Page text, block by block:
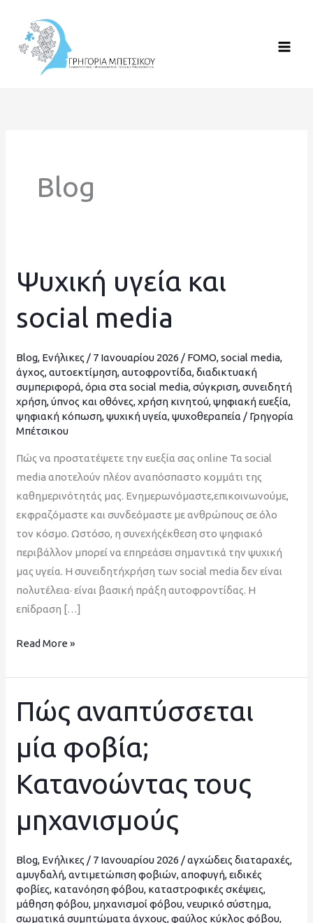
περιεχόμενο
Blog
Ψυχική υγεία και
social media
Blog, Ενήλικες / 7 Ιανουαρίου 2026 / FOMO,social media,
άγχος,αυτοεκτίμηση,αυτοφροντίδα,διαδικτυακή
συμπεριφορά,όρια στα social media,σύγκριση,συνειδητή
χρήση,ύπνος και οθόνες,χρήση κινητού,ψηφιακή ευεξία,
ψηφιακή κόπωση,ψυχική υγεία,ψυχοθεραπεία / Γρηγορία
Μπέτσικου
Πώς να προστατέψετε την ευεξία σας online Τα social
media αποτελούν πλέον αναπόσπαστο κομμάτι της
καθημερινότητάς μας. Ενημερωνόμαστε,επικοινωνούμε,
εκφραζόμαστε και συνδεόμαστε με ανθρώπους σε όλο
τον κόσμο. Ωστόσο, η συνεχήςέκθεση στο ψηφιακό
περιβάλλον μπορεί να επηρεάσει σημαντικά την ψυχική
μας υγεία. Η συνειδητήχρήση των social media δεν είναι
πολυτέλεια· είναι βασική πράξη αυτοφροντίδας. Η
επίδραση […]
Ψυχική
υγεία
και
social
Read More »
Πώς αναπτύσσεται
μία φοβία;
Κατανοώντας τους
μηχανισμούς
Blog, Ενήλικες / 7 Ιανουαρίου 2026 /αγχώδεις διαταραχές,
αμυγδαλή,αντιμετώπιση φοβιών,αποφυγή,ειδικές
φοβίες, κατανόηση φόβου, καταστροφικές σκέψεις,
μάθηση φόβου, μηχανισμοί φόβου,νευρικό σύστημα,
σωματικά συμπτώματα άγχους,φαύλος κύκλος φόβου,
Πώς
αναπτύσσεται
φοβία;
Κατανοώντας
τους
μηχανισμούς